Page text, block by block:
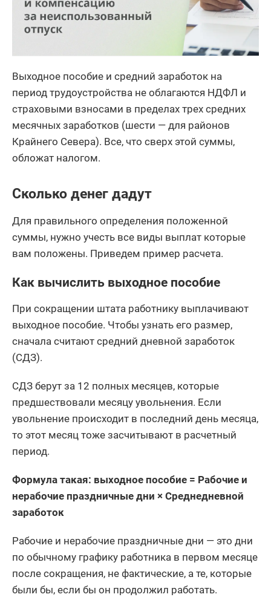
Выходное пособие и средний заработок на
период трудоустройства не облагаются НДФЛ и
страховыми взносами в пределах трех средних
месячных заработков (шести — для районов
Крайнего Севера). Все, что сверх этой суммы,
обложат налогом.
Сколько денег дадут
Для правильного определения положенной
суммы, нужно учесть все виды выплат которые
вам положены. Приведем пример расчета.
Как вычислить выходное пособие
При сокращении штата работнику выплачивают
выходное пособие. Чтобы узнать его размер,
сначала считают средний дневной заработок
(СДЗ).
СДЗ берут за 12 полных месяцев, которые
предшествовали месяцу увольнения. Если
увольнение происходит в последний день месяца,
то этот месяц тоже засчитывают в расчетный
период.
Формула такая: выходное пособие = Рабочие и
нерабочие праздничные дни × Среднедневной
заработок
Рабочие и нерабочие праздничные дни — это дни
по обычному графику работника в первом месяце
после сокращения, не фактические, а те, которые
были бы, если бы он продолжил работать.